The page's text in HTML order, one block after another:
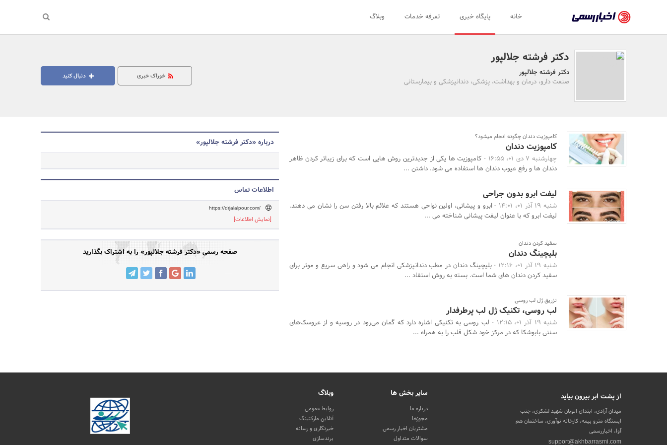
رسمی
اخبار
تایید
سازمان‌ها
و
روابط
عمومی‌ها
خانه پایگاه خبری تعرفه خدمات وبلاگ
جستجو
دکتر فرشته جلالپور
دکتر فرشته جلالپور
صنعت دارو، درمان و بهداشت، پزشکی، دندانپزشکی و بیمارستانی
دنبال کنید خوراک خبری
کامپوزیت دندان چگونه انجام میشود؟
کامپوزیت دندان
چهارشنبه 7 دی 01، 16:55 -
کامپوزیت ها یکی از جدیدترین روش هایی است که برای زیباتر کردن ظاهر
دندان ها و رفع عیوب دندان ها استفاده می شود. داشتن ...
لیفت ابرو بدون جراحی
شنبه 19 آذر 01، 14:01 -
ابرو و پیشانی، اولین نواحی هستند که علائم بالا رفتن سن را نشان می دهند.
لیفت ابرو که با عنوان لیفت پیشانی شناخته می ...
سفید کردن دندان
بلیچینگ دندان
شنبه 19 آذر 01، 12:16 -
بلیچینگ دندان در مطب دندانپزشکی انجام می شود و راهی سریع و موثر برای
سفید کردن دندان های شما است. بسته به روش استفاد ...
تزریق ژل لب روسی
لب روسی، تکنیک ژل لب پرطرفدار
شنبه 19 آذر 01، 12:15 -
لب‌ روسی به تکنیکی اشاره دارد که گمان می‌رود در روسیه و از عروسک‌های
سنتی بابوشکا که در مرکز خود شکل قلب را به همراه ...
درباره «دکتر فرشته جلالپور»
اطلاعات تماس
https://drjalalpour.com/
[نمایش اطلاعات]
صفحه رسمی «دکتر فرشته جلالپور» را به اشتراک بگذارید
از پشت ابر بیرون بیاید
میدان آزادی، ابتدای اتوبان شهید لشکری، جنب
ایستگاه مترو بیمه، کارخانه نوآوری، ساختمان هم
آوا، اخباررسمی
support@akhbarrasmi.com
سایر بخش ها
درباره ما
مجوزها
مشتریان اخبار رسمی
سوالات متداول
وبلاگ
روابط عمومی
آنلاین مارکتینگ
خبرنگاری و رسانه
برندسازی